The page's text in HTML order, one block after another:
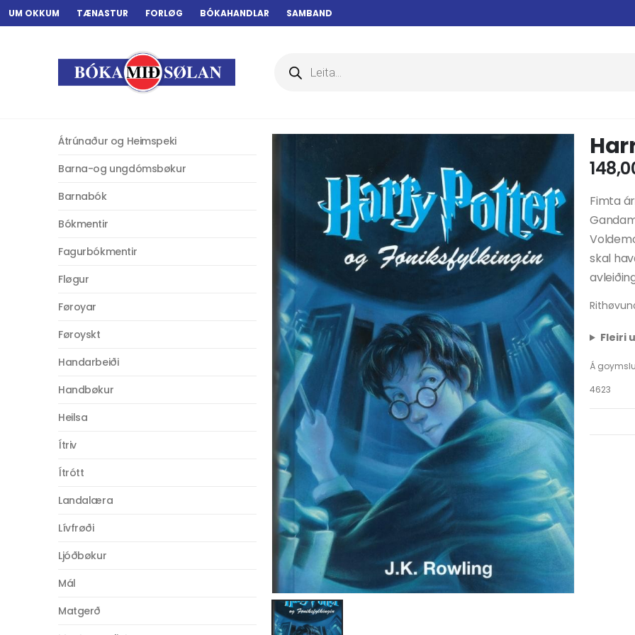
UM OKKUM TÆNASTUR FORLØG BÓKAHANDLAR SAMBAND
search
Fimta
skal
Fleiri
Á goymslu
4623
Átrúnaður og Heimspeki
Barna-og ungdómsbøkur
Barnabók
Bókmentir
Fagurbókmentir
Fløgur
Føroyar
Føroyskt
Handarbeiði
Handbøkur
Heilsa
Ítriv
Ítrótt
Landalæra
Lívfrøði
Ljóðbøkur
Mál
Matgerð